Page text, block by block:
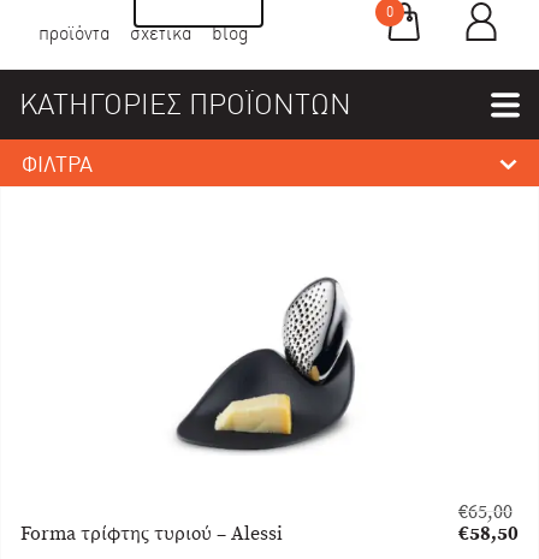
προϊόντα σχετικά blog
0
ΚΑΤΗΓΟΡΙΕΣ ΠΡΟΪΟΝΤΩΝ
ΦΙΛΤΡΑ
Forma τρίφτης τυριού – Alessi
€65,00
Original
€58,50